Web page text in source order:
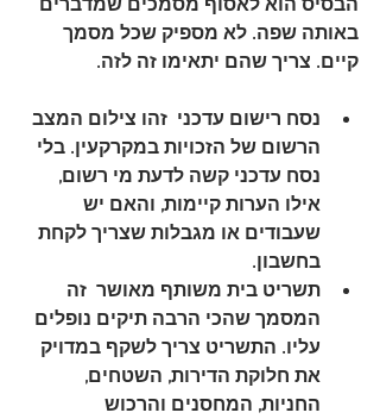
הבסיס הוא לאסוף מסמכים שמדברים
באותה שפה. לא מספיק שכל מסמך
קיים. צריך שהם יתאימו זה לזה.
נסח רישום עדכני
  זהו צילום המצב
הרשום של הזכויות במקרקעין. בלי
נסח עדכני קשה לדעת מי רשום,
אילו הערות קיימות, והאם יש
שעבודים או מגבלות שצריך לקחת
בחשבון.
תשריט בית משותף מאושר
  זה
המסמך שהכי הרבה תיקים נופלים
עליו. התשריט צריך לשקף במדויק
את חלוקת הדירות, השטחים,
החניות, המחסנים והרכוש